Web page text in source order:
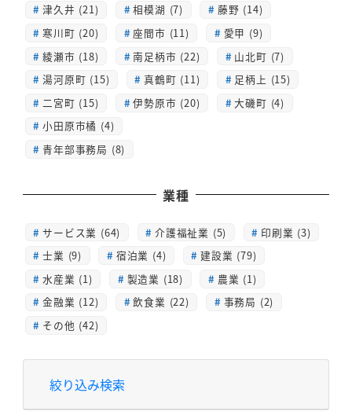
津久井 (21)
相模湖 (7)
藤野 (14)
寒川町 (20)
座間市 (11)
愛甲 (9)
綾瀬市 (18)
南足柄市 (22)
山北町 (7)
湯河原町 (15)
真鶴町 (11)
足柄上 (15)
二宮町 (15)
伊勢原市 (20)
大磯町 (4)
小田原市橘 (4)
青年部事務局 (8)
業種
サービス業 (64) 介護福祉業 (5)
印刷業 (3)
士業 (9)
宿泊業 (4)
建設業 (79)
水産業 (1)
製造業 (18)
農業 (1)
金融業 (12)
飲食業 (22)
事務局 (2)
その他 (42)
絞り込み検索